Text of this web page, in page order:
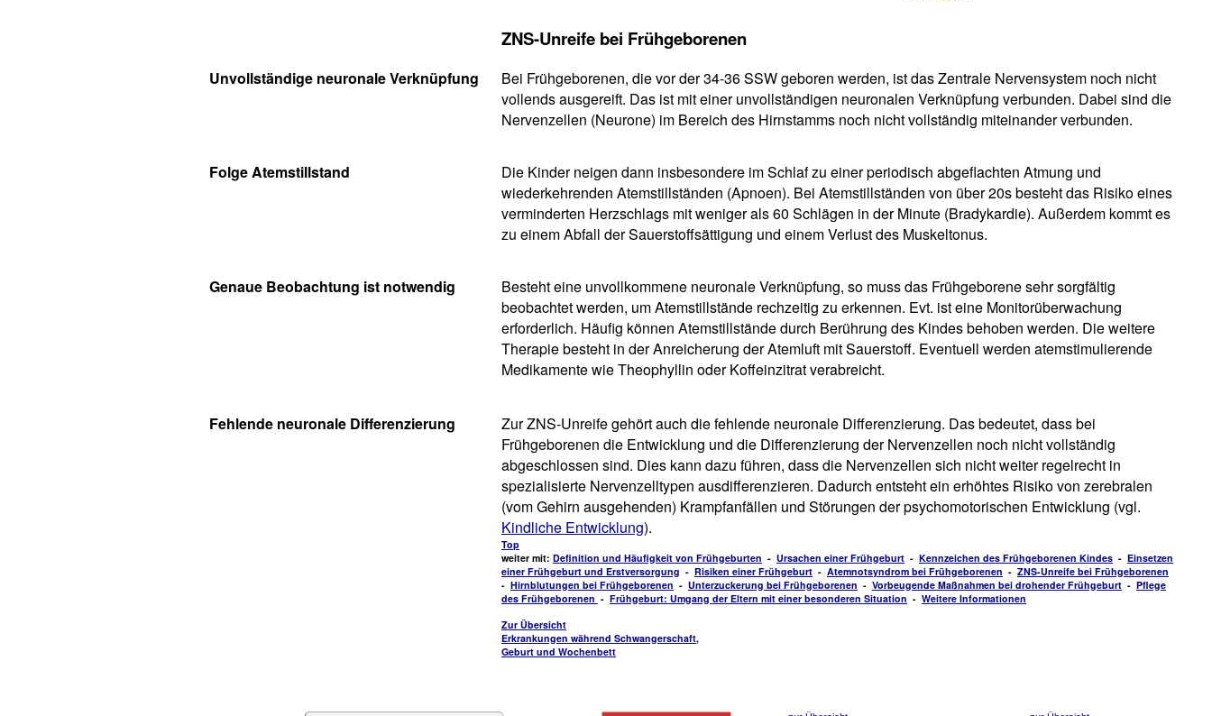
ZNS-Unreife bei Frühgeborenen
Unvollständige neuronale Verknüpfung
Bei Frühgeborenen, die vor der 34-36 SSW geboren werden, ist das Zentrale Nervensystem noch nicht
vollends ausgereift. Das ist mit einer unvollständigen neuronalen Verknüpfung verbunden. Dabei sind die
Nervenzellen (Neurone) im Bereich des Hirnstamms noch nicht vollständig miteinander verbunden.
Folge Atemstillstand
Die Kinder neigen dann insbesondere im Schlaf zu einer periodisch abgeflachten Atmung und
wiederkehrenden Atemstillständen (Apnoen). Bei Atemstillständen von über 20s besteht das Risiko eines
verminderten Herzschlags mit weniger als 60 Schlägen in der Minute (Bradykardie). Außerdem kommt es
zu einem Abfall der Sauerstoffsättigung und einem Verlust des Muskeltonus.
Genaue Beobachtung ist notwendig
Besteht eine unvollkommene neuronale Verknüpfung, so muss das Frühgeborene sehr sorgfältig
beobachtet werden, um Atemstillstände rechzeitig zu erkennen. Evt. ist eine Monitorüberwachung
erforderlich. Häufig können Atemstillstände durch Berührung des Kindes behoben werden. Die weitere
Therapie besteht in der Anreicherung der Atemluft mit Sauerstoff. Eventuell werden atemstimulierende
Medikamente wie Theophyllin oder Koffeinzitrat verabreicht.
Fehlende neuronale Differenzierung
Zur ZNS-Unreife gehört auch die fehlende neuronale Differenzierung. Das bedeutet, dass bei
Frühgeborenen die Entwicklung und die Differenzierung der Nervenzellen noch nicht vollständig
abgeschlossen sind. Dies kann dazu führen, dass die Nervenzellen sich nicht weiter regelrecht in
spezialisierte Nervenzelltypen ausdifferenzieren. Dadurch entsteht ein erhöhtes Risiko von zerebralen
(vom Gehirn ausgehenden) Krampfanfällen und Störungen der psychomotorischen Entwicklung (vgl.
Kindliche Entwicklung).
Top
weiter mit: Definition und Häufigkeit von Frühgeburten - Ursachen einer Frühgeburt - Kennzeichen des Frühgeborenen Kindes - Einsetzen
einer Frühgeburt und Erstversorgung - Risiken einer Frühgeburt - Atemnotsyndrom bei Frühgeborenen - ZNS-Unreife bei Frühgeborenen
- Hirnblutungen bei Frühgeborenen - Unterzuckerung bei Frühgeborenen - Vorbeugende Maßnahmen bei drohender Frühgeburt - Pflege
des Frühgeborenen - Frühgeburt: Umgang der Eltern mit einer besonderen Situation - Weitere Informationen
Zur Übersicht
Erkrankungen während Schwangerschaft,
Geburt und Wochenbett